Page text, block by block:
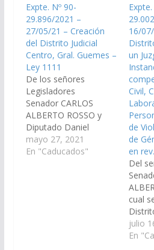
Expte. Nº 90-
29.896/2021 –
27/05/21 – Creación
del Distrito Judicial
Centro, Gral. Guemes –
Ley 1111
De los señores
Legisladores
Senador CARLOS
ALBERTO ROSSO y
Diputado Daniel
Segura, creando en el
Distrito Judicial Centro
mayo 27, 2021
En "Caducados"
16/
un
Civil,
de
de
en
Del
cual
un
julio
En